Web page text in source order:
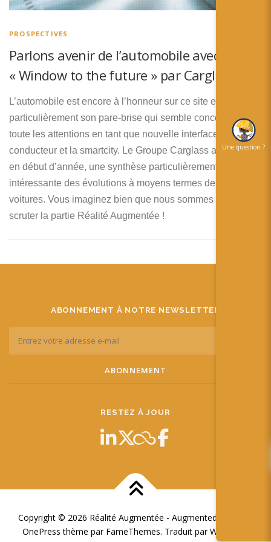
Español
PROSPECTIVES
Parlons avenir de l’automobile avec
« Window to the future » par Carglass
L’automobile est encore à l’honneur sur ce site et plus
particulièrement son pare-brise qui semble concentrer
toute les attentions en tant que nouvelle interface entre le
conducteur et la smartcity. Le Groupe Carglass a présenté,
en début d’année, une synthèse particulièrement
intéressante des évolutions à moyens termes de nos
voitures. Vous imaginez bien que nous sommes allés
scruter la partie Réalité Augmentée !
ABONNEMENT À NOTRE NEWSLETTER
RESTEZ À JOUR
Copyright © 2026 Réalité Augmentée - Augmented Reality
OnePress thème par FameThemes. Traduit par Wp Trads.
Une question ?